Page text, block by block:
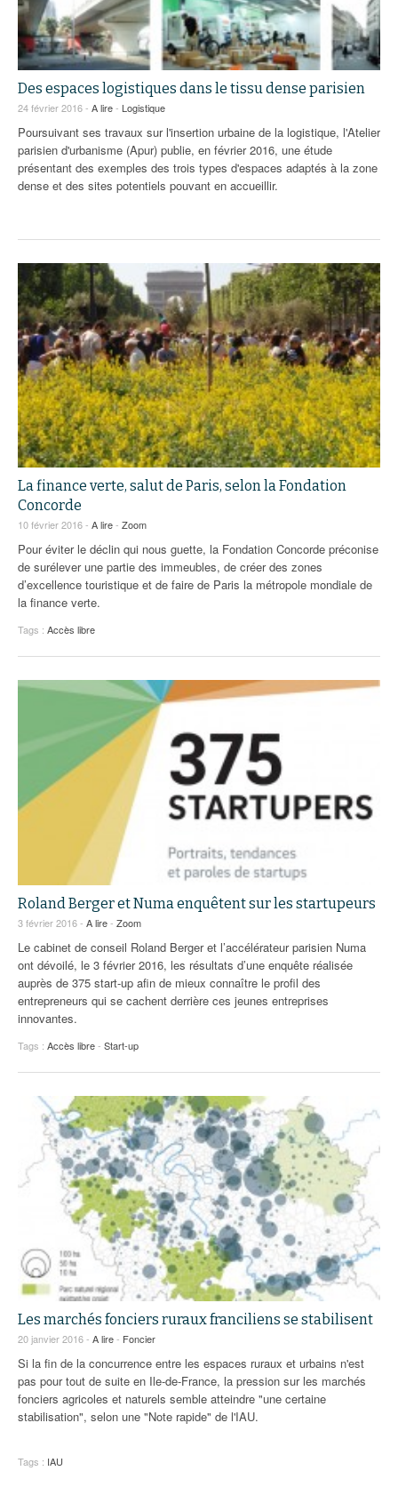
Des espaces logistiques dans le tissu dense parisien
24 février 2016 - A lire- Logistique
Poursuivant ses travaux sur l'insertion urbaine de la logistique, l'Atelier
parisien d'urbanisme (Apur) publie, en février 2016, une étude
présentant des exemples des trois types d'espaces adaptés à la zone
dense et des sites potentiels pouvant en accueillir.
La finance verte, salut de Paris, selon la Fondation
Concorde
10 février 2016 - A lire- Zoom
Pour éviter le déclin qui nous guette, la Fondation Concorde préconise
de surélever une partie des immeubles, de créer des zones
d’excellence touristique et de faire de Paris la métropole mondiale de
la finance verte.
Tags : Accès libre
Roland Berger et Numa enquêtent sur les startupeurs
3 février 2016 - A lire- Zoom
Le cabinet de conseil Roland Berger et l’accélérateur parisien Numa
ont dévoilé, le 3 février 2016, les résultats d’une enquête réalisée
auprès de 375 start-up afin de mieux connaître le profil des
entrepreneurs qui se cachent derrière ces jeunes entreprises
innovantes.
Tags : Accès libre- Start-up
Les marchés fonciers ruraux franciliens se stabilisent
20 janvier 2016 - A lire- Foncier
Si la fin de la concurrence entre les espaces ruraux et urbains n'est
pas pour tout de suite en Ile-de-France, la pression sur les marchés
fonciers agricoles et naturels semble atteindre "une certaine
stabilisation", selon une "Note rapide" de l'IAU.
Tags : IAU